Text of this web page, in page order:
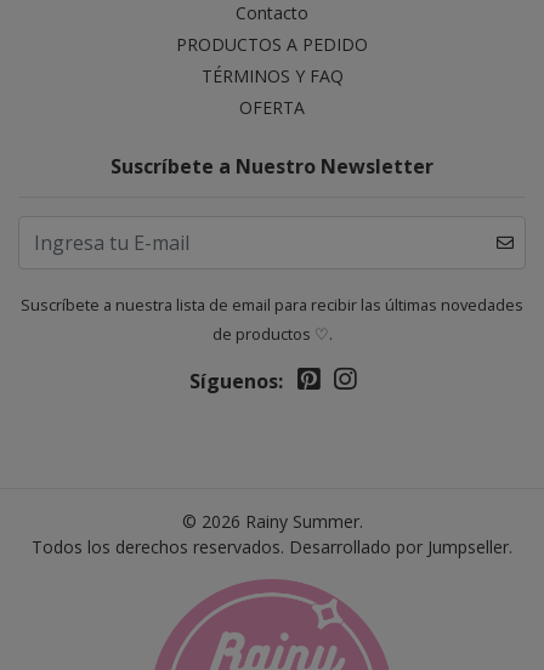
Contacto
PRODUCTOS A PEDIDO
TÉRMINOS Y FAQ
OFERTA
Suscríbete a Nuestro Newsletter
Suscríbete a nuestra lista de email para recibir las últimas novedades
de productos ♡.
Síguenos:
© 2026 Rainy Summer.
Todos los derechos reservados. Desarrollado por Jumpseller.